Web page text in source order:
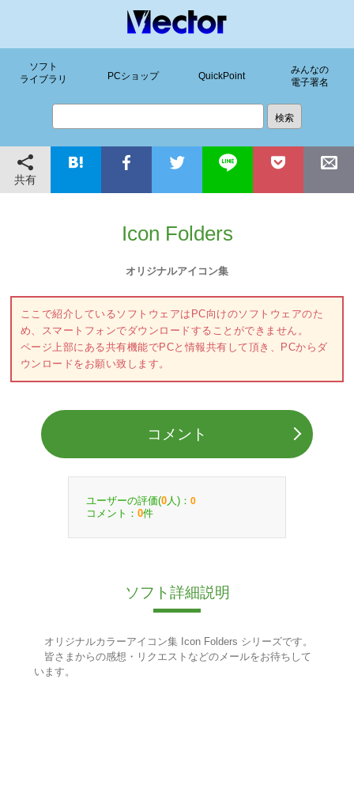
ソフト
ライブラリ
PCショップ QuickPoint
みんなの
電子署名
共有
Icon Folders
オリジナルアイコン集
ここで紹介しているソフトウェアはPC向けのソフトウェアのた
め、スマートフォンでダウンロードすることができません。
ページ上部にある共有機能でPCと情報共有して頂き、PCからダ
ウンロードをお願い致します。
コメント
ユーザーの評価(0 人)： 0
コメント： 0件
ソフト詳細説明
オリジナルカラーアイコン集 Icon Folders シリーズです。
皆さまからの感想・リクエストなどのメールをお待ちして
います。